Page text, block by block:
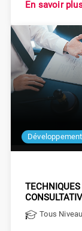
En savoir
Tous